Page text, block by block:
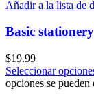
Añadir a la lista de
Basic
$19.99
Seleccionar
opciones se